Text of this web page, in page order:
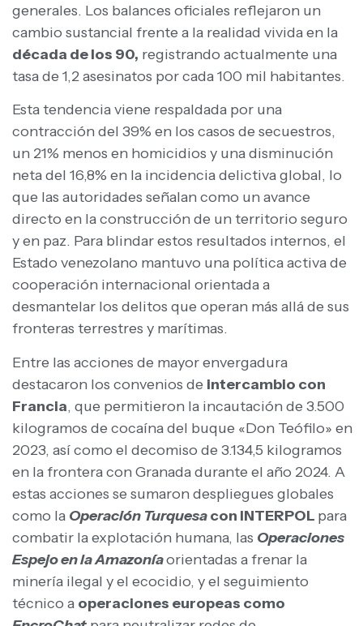
generales. Los balances oficiales reflejaron un
cambio sustancial frente a la realidad vivida en la
década de los 90, registrando actualmente una
tasa de 1,2 asesinatos por cada 100 mil habitantes.
Esta tendencia viene respaldada por una
contracción del 39% en los casos de secuestros,
un 21% menos en homicidios y una disminución
neta del 16,8% en la incidencia delictiva global, lo
que las autoridades señalan como un avance
directo en la construcción de un territorio seguro
y en paz. Para blindar estos resultados internos, el
Estado venezolano mantuvo una política activa de
cooperación internacional orientada a
desmantelar los delitos que operan más allá de sus
fronteras terrestres y marítimas.
Entre las acciones de mayor envergadura
destacaron los convenios de intercambio con
Francia, que permitieron la incautación de 3.500
kilogramos de cocaína del buque «Don Teófilo» en
2023, así como el decomiso de 3.134,5 kilogramos
en la frontera con Granada durante el año 2024. A
estas acciones se sumaron despliegues globales
como la Operación Turquesacon INTERPOL para
combatir la explotación humana, las Operaciones
Espejo en la Amazoníaorientadas a frenar la
minería ilegal y el ecocidio, y el seguimiento
técnico a operaciones europeas como